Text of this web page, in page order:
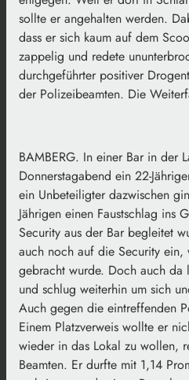
sollte er angehalten werden.
dass er sich kaum auf dem
zappelig und redete
durchgeführter positiver
der Polizeibeamten. Die
BAMBERG. In einer Bar in der
Donnerstagabend ein 22-
ein Unbeteiligter dazwischen
Jährigen einen Faustschlag ins
Security aus der Bar begleitet
auch noch auf die Security ein,
gebracht wurde. Doch auch
und schlug weiterhin um sich
Auch gegen die eintreffenden
Einem Platzverweis wollte er
wieder in das Lokal zu wollen,
Beamten. Er durfte mit 1,14